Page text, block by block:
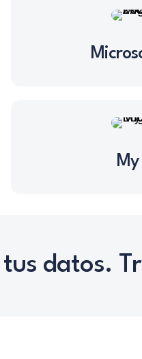
datos.